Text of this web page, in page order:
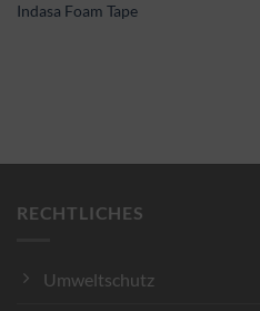
Indasa Foam Tape
RECHTLICHES
Umweltschutz